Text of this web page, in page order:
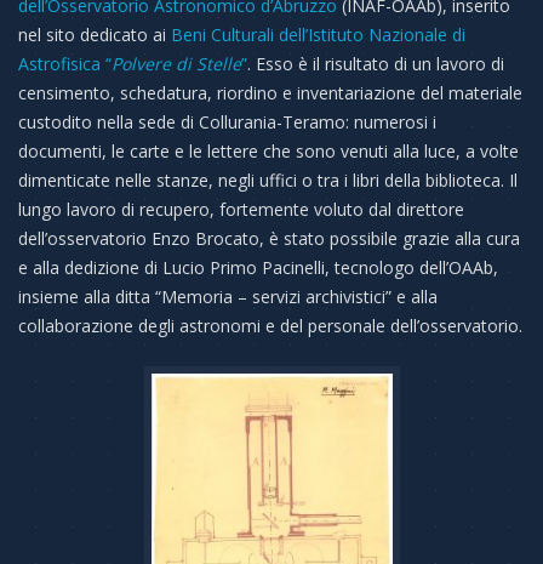
dell’Osservatorio Astronomico d’Abruzzo (INAF-OAAb), inserito
nel sito dedicato ai Beni Culturali dell’Istituto Nazionale di
Astrofisica “Polvere di Stelle”. Esso è il risultato di un lavoro di
censimento, schedatura, riordino e inventariazione del materiale
custodito nella sede di Collurania-Teramo: numerosi i
documenti, le carte e le lettere che sono venuti alla luce, a volte
dimenticate nelle stanze, negli uffici o tra i libri della biblioteca. Il
lungo lavoro di recupero, fortemente voluto dal direttore
dell’osservatorio Enzo Brocato, è stato possibile grazie alla cura
e alla dedizione di Lucio Primo Pacinelli, tecnologo dell’OAAb,
insieme alla ditta “Memoria – servizi archivistici” e alla
collaborazione degli astronomi e del personale dell’osservatorio.